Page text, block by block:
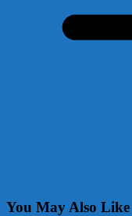
You May Also Like